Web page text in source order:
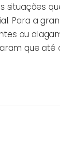
situações
Para a
ou
que